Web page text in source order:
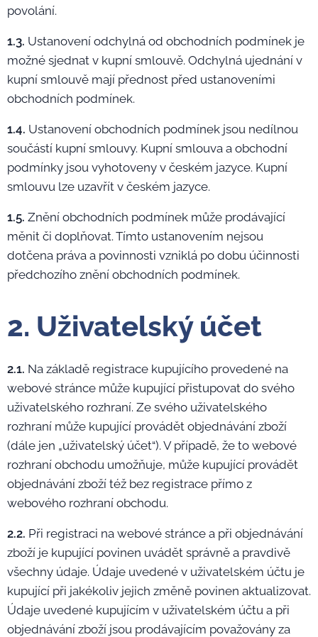
povolání.
1.3. Ustanovení odchylná od obchodních podmínek je
možné sjednat v kupní smlouvě. Odchylná ujednání v
kupní smlouvě mají přednost před ustanoveními
obchodních podmínek.
1.4. Ustanovení obchodních podmínek jsou nedílnou
součástí kupní smlouvy. Kupní smlouva a obchodní
podmínky jsou vyhotoveny v českém jazyce. Kupní
smlouvu lze uzavřít v českém jazyce.
1.5. Znění obchodních podmínek může prodávající
měnit či doplňovat. Tímto ustanovením nejsou
dotčena práva a povinnosti vzniklá po dobu účinnosti
předchozího znění obchodních podmínek.
2. Uživatelský účet
2.1. Na základě registrace kupujícího provedené na
webové stránce může kupující přistupovat do svého
uživatelského rozhraní. Ze svého uživatelského
rozhraní může kupující provádět objednávání zboží
(dále jen „uživatelský účet“). V případě, že to webové
rozhraní obchodu umožňuje, může kupující provádět
objednávání zboží též bez registrace přímo z
webového rozhraní obchodu.
2.2. Při registraci na webové stránce a při objednávání
zboží je kupující povinen uvádět správně a pravdivě
všechny údaje. Údaje uvedené v uživatelském účtu je
kupující při jakékoliv jejich změně povinen aktualizovat.
Údaje uvedené kupujícím v uživatelském účtu a při
objednávání zboží jsou prodávajícím považovány za